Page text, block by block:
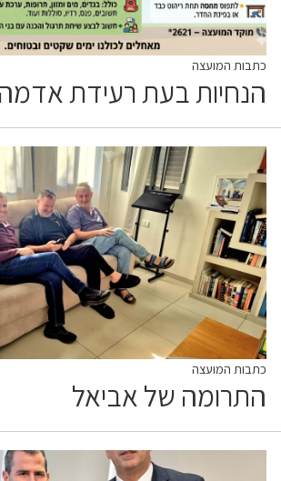
כתבות המועצה
הנחיות בעת רעידת אדמה
כתבות המועצה
התרומה של אביאל